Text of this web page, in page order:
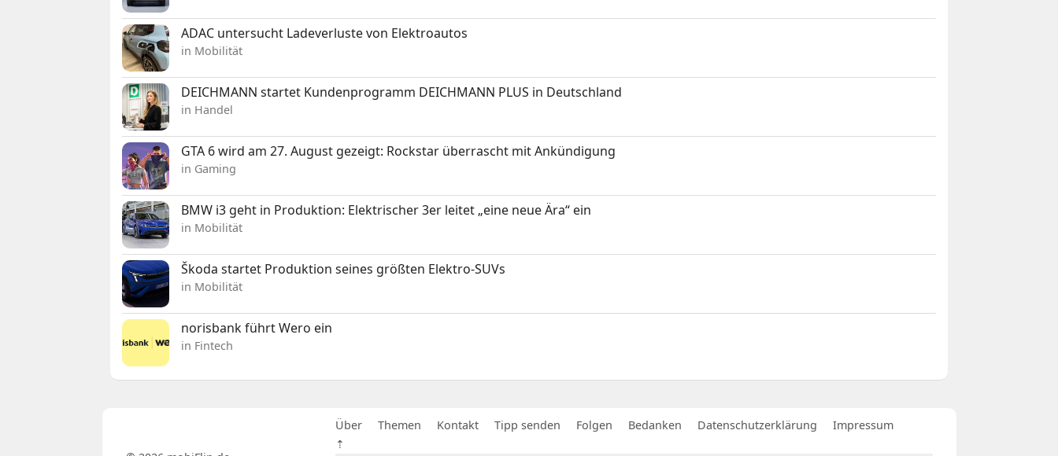
ADAC untersucht Ladeverluste von Elektroautos
in Mobilität
DEICHMANN startet Kundenprogramm DEICHMANN PLUS in Deutschland
in Handel
GTA 6 wird am 27. August gezeigt: Rockstar überrascht mit Ankündigung
in Gaming
BMW i3 geht in Produktion: Elektrischer 3er leitet „eine neue Ära“ ein
in Mobilität
Škoda startet Produktion seines größten Elektro-SUVs
in Mobilität
norisbank führt Wero ein
in Fintech
Über Themen Kontakt Tipp senden Folgen Bedanken Datenschutzerklärung
Impressum
⇡